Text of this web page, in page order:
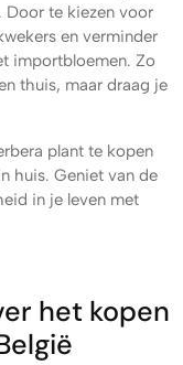
Door te kiezen voor
en verminder
importbloemen. Zo
thuis, maar draag je
plant te kopen
huis. Geniet van de
in je leven met
het kopen